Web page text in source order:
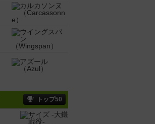
トップ50